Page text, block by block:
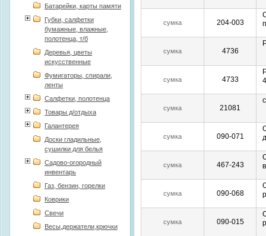
Батарейки, карты памяти
Губки, салфетки
бумажные, влажные,
полотенца, т/б
Деревья, цветы
искусственные
Фумигаторы, спирали,
ленты
Салфетки, полотенца
Товары д/отдыха
Галантерея
Доски гладильные,
сушилки для белья
Садово-огородный
инвентарь
Газ, бензин, горелки
Коврики
Свечи
Весы,держатели,крючки
сумка 204-003
сумка 4736
сумка 4733
сумка 21081
сумка 090-071
сумка 467-243
сумка 090-068
сумка 090-015